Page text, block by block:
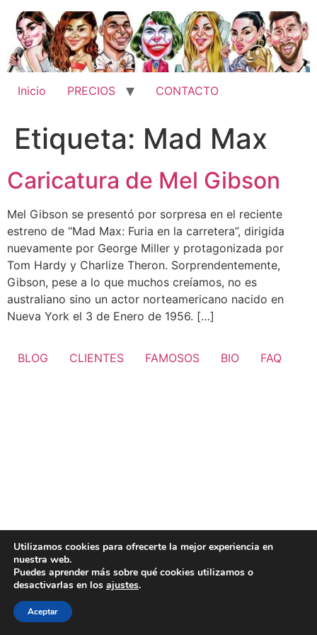
contenido
Inicio PRECIOS CONTACTO
Etiqueta: Mad Max
Caricatura de Mel Gibson
Mel Gibson se presentó por sorpresa en el reciente
estreno de “Mad Max: Furia en la carretera”, dirigida
nuevamente por George Miller y protagonizada por
Tom Hardy y Charlize Theron. Sorprendentemente,
Gibson, pese a lo que muchos creíamos, no es
australiano sino un actor norteamericano nacido en
Nueva York el 3 de Enero de 1956. […]
BLOG CLIENTES FAMOSOS BIO FAQ
Utilizamos cookies para ofrecerte la mejor experiencia en
nuestra web.
Puedes aprender más sobre qué cookies utilizamos o
desactivarlas en los ajustes.
Aceptar